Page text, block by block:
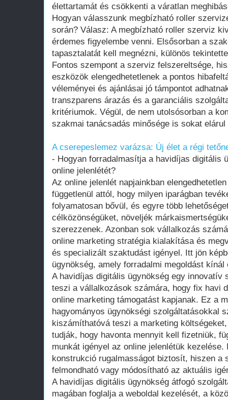
élettartamát és csökkenti a váratlan
Hogyan válasszunk megbízható roller
során? Válasz: A megbízható roller szerviz
érdemes figyelembe venni. Elsősorban a
tapasztalatát kell megnézni, különös
Fontos szempont a szerviz felszereltsége,
eszközök elengedhetetlenek a pontos
véleményei és ajánlásai jó támpontot
transzparens árazás és a garanciális
kritériumok. Végül, de nem utolsósorban a
szakmai tanácsadás minősége is sokat
A cserepeslemez varázsa: Új élet a régi
- Hogyan forradalmasítja a havidíjas digitális
online jelenlétét?
Az online jelenlét napjainkban
függetlenül attól, hogy milyen iparágban
folyamatosan bővül, és egyre több
célközönségüket, növeljék
szerezzenek. Azonban sok vállalkozás
online marketing stratégia kialakítása és
és specializált szaktudást igényel. Itt jön
ügynökség, amely forradalmi megoldást kínál
A havidíjas digitális ügynökség egy innovatív
teszi a vállalkozások számára, hogy fix havi
online marketing támogatást kapjanak. Ez a
hagyományos ügynökségi szolgáltatásokkal
kiszámíthatóvá teszi a marketing
tudják, hogy havonta mennyit kell fizetniük,
munkát igényel az online jelenlétük
konstrukció rugalmasságot biztosít, hiszen a
felmondható vagy módosítható az aktuális
A havidíjas digitális ügynökség átfogó
magában foglalja a weboldal kezelését, a